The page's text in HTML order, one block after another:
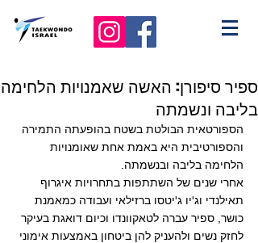
ספיר סיפורן: האשה שאמנויות הלחימה
בליבה ונשמתה
הספורטאית הבולטת בשטח בהופעתה התמירה
והספורטיבית היא באמת אחת שאומנויות
הלחימה בליבה ובנשמתה.
אחרי שנים של השתתפות בתחרויות איגרוף
תאילנדי וג'יו ג'יטסו ברזילאי ועבודה כמאמנת
כושר, ספיר עברה לטאקוונדו וכיום דואגת בעיקר
לחזק נשים ולהעניק להן ביטחון באמצעות אימוני